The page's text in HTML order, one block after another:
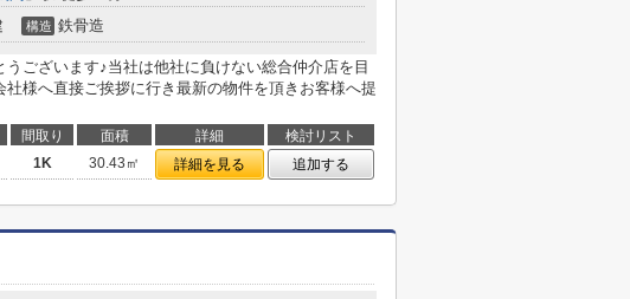
構造 鉄骨造
ございます♪当社は他社に負けない総合仲介店を目
様へ直接ご挨拶に行き最新の物件を頂きお客様へ提
間取り 面積 詳細
検討リスト
1K 30.43㎡ 詳細を見る 追加する